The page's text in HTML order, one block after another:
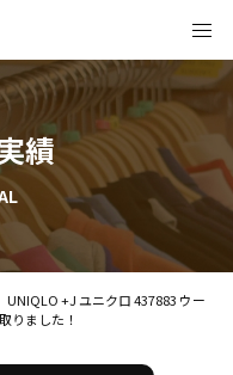
績
UNIQLO +J ユニクロ 437883 ウー
りました！